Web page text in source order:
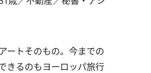
ートそのもの。今までの
きるのもヨーロッパ旅行